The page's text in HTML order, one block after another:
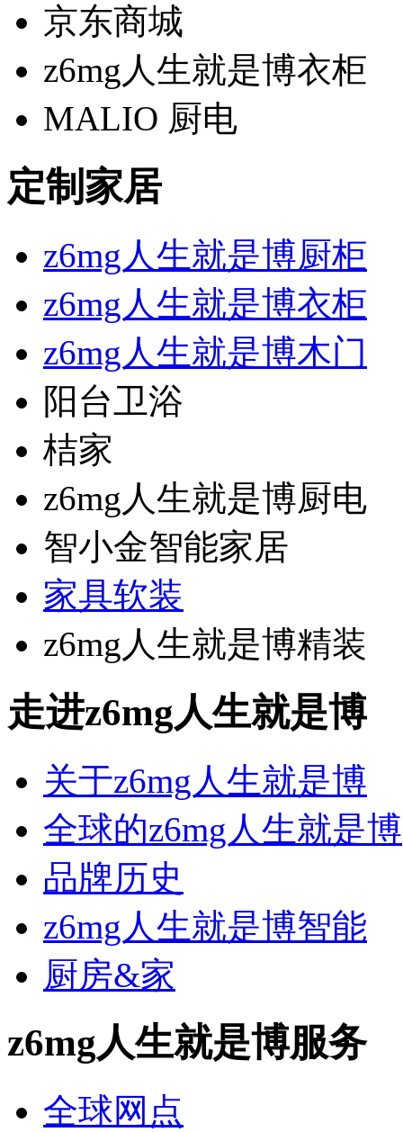
京东商城
z6mg人生就是博衣柜
MALIO 厨电
定制家居
z6mg人生就是博厨柜
z6mg人生就是博衣柜
z6mg人生就是博木门
阳台卫浴
桔家
z6mg人生就是博厨电
智小金智能家居
家具软装
z6mg人生就是博精装
走进z6mg人生就是博
关于z6mg人生就是博
全球的z6mg人生就是博
品牌历史
z6mg人生就是博智能
厨房&家
z6mg人生就是博服务
全球网点